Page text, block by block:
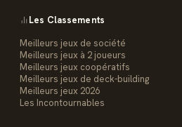
Les Classements
Meilleurs jeux de société
Meilleurs jeux à 2 joueurs
Meilleurs jeux coopératifs
Meilleurs jeux de deck-building
Meilleurs jeux 2026
Les Incontournables